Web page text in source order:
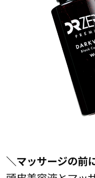
＼マッサージの前